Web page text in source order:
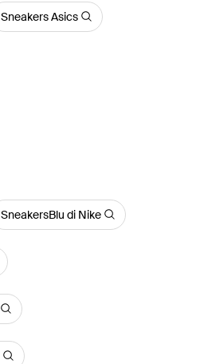
Sneakers Asics
SneakersBlu di Nike